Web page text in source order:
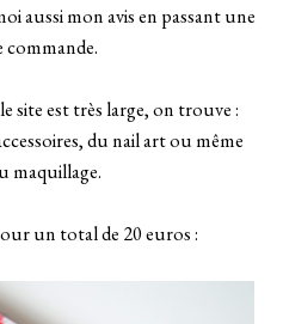
aussi mon avis en passant une
commande.
site est très large, on trouve :
du nail art ou même
maquillage.
un total de 20 euros :